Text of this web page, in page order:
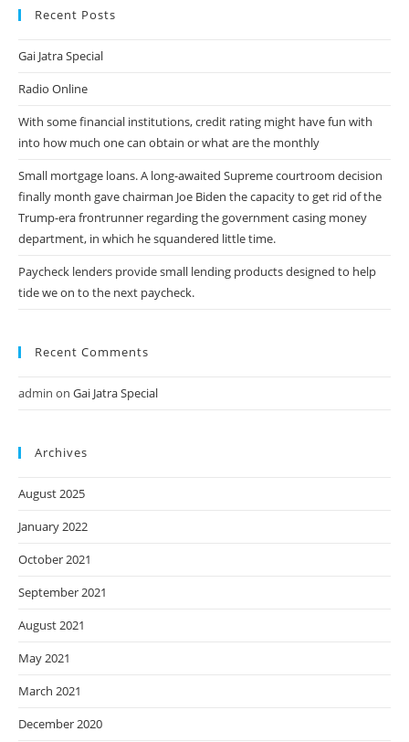
Recent Posts
Gai Jatra Special
Radio Online
With some financial institutions, credit rating might have fun with
into how much one can obtain or what are the monthly
Small mortgage loans. A long-awaited Supreme courtroom decision
finally month gave chairman Joe Biden the capacity to get rid of the
Trump-era frontrunner regarding the government casing money
department, in which he squandered little time.
Paycheck lenders provide small lending products designed to help
tide we on to the next paycheck.
Recent Comments
admin on Gai Jatra Special
Archives
August 2025
January 2022
October 2021
September 2021
August 2021
May 2021
March 2021
December 2020